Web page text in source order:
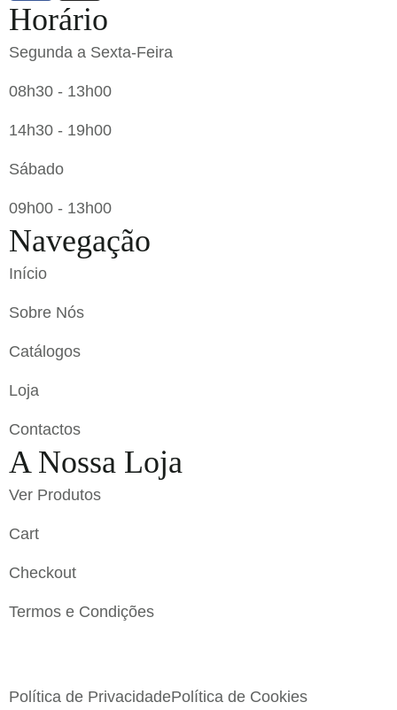
Horário
Segunda a Sexta-Feira
08h30 - 13h00
14h30 - 19h00
Sábado
09h00 - 13h00
Navegação
Início
Sobre Nós
Catálogos
Loja
Contactos
A Nossa Loja
Ver Produtos
Cart
Checkout
Termos e Condições
Política de PrivacidadePolítica de Cookies